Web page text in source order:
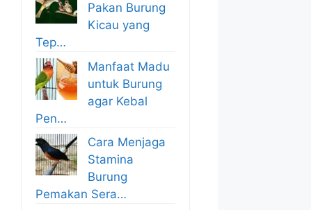
Pakan Burung
Kicau yang
Tep…
Manfaat Madu
untuk Burung
agar Kebal
Pen…
Cara Menjaga
Stamina
Burung
Pemakan Sera…